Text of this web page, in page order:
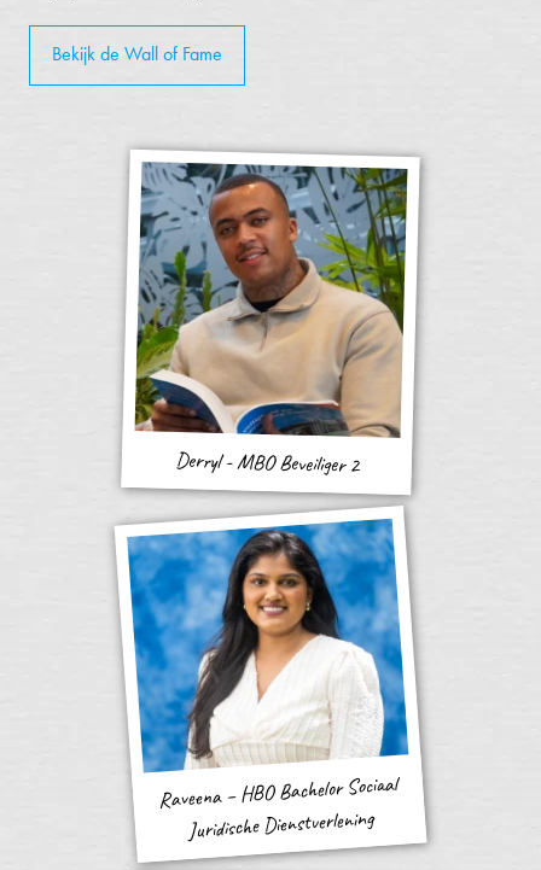
Bekijk de Wall of Fame
Derryl - MBO Beveiliger 2
Raveena – HBO Bachelor Sociaal
Juridische Dienstverlening